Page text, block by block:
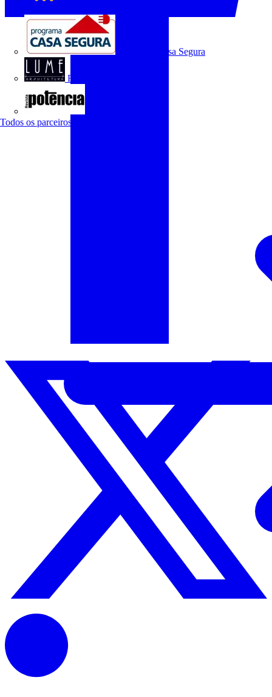
Programa Casa Segura
Revista Lume Arquitetura
Todos os parceiros